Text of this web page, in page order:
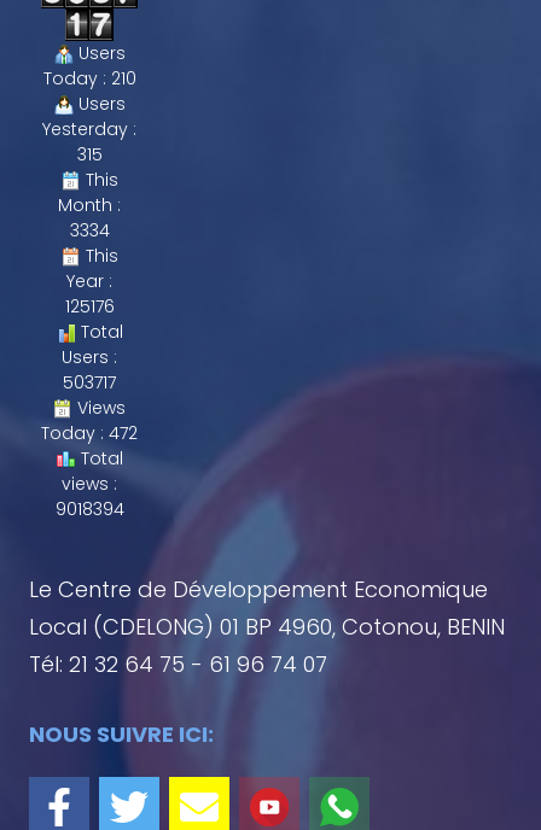
Le Centre de Développement Economique
Local (CDELONG) 01 BP 4960, Cotonou, BENIN
Tél: 21 32 64 75 - 61 96 74 07
NOUS SUIVRE ICI:
Users
Today : 210
Users
Yesterday :
315
This
Month :
3334
This
Year :
125176
Total
Users :
503717
Views
Today : 472
Total
views :
9018394